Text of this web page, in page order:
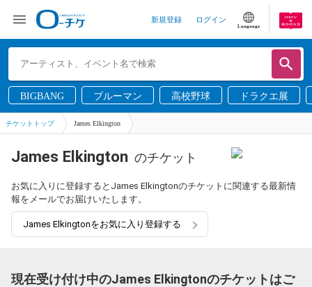
新規登録 ログイン
Language
BIGBANG ブルーマン 高校野球 ドラクエ展
チケットトップ James Elkington
James Elkington のチケット
お気に入りに登録するとJames Elkingtonのチケットに関連する最新情
報をメールでお届けいたします。
James Elkingtonをお気に入り登録する
現在受け付け中のJames Elkingtonのチケットはご